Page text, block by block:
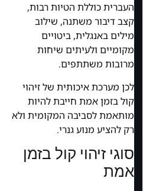
העברית כוללת הטיות רבות,
קצב דיבור משתנה, שילוב
מילים באנגלית, ביטויים
מקומיים ולעיתים שיחות
מרובות משתתפים.
לכן מערכת איכותית של זיהוי
קול בזמן אמת חייבת להיות
מותאמת לסביבה המקומית ולא
רק להציע מנוע גנרי.
סוגי זיהוי קול בזמן
אמת